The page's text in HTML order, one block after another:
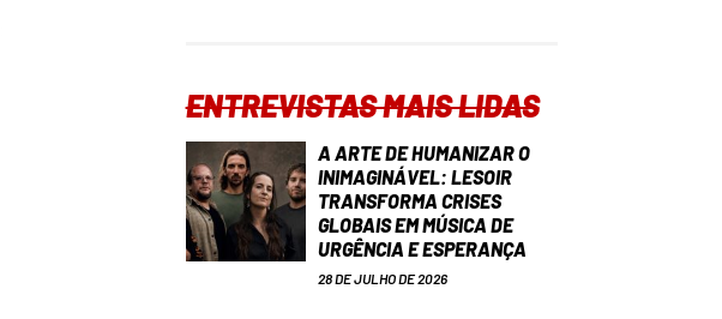
ENTREVISTAS MAIS LIDAS
A ARTE DE HUMANIZAR O
INIMAGINÁVEL: LESOIR
TRANSFORMA CRISES
GLOBAIS EM MÚSICA DE
URGÊNCIA E ESPERANÇA
28 DE JULHO DE 2026